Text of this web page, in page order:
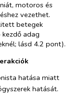
motoros és
vezethet.
betegek
adag
lásd 4.2 pont).
hatása miatt
hatását.